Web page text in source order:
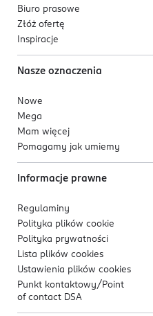
Biuro prasowe
Złóż ofertę
Inspiracje
Nasze oznaczenia
Nowe
Mega
Mam więcej
Pomagamy jak umiemy
Informacje prawne
Regulaminy
Polityka plików cookie
Polityka prywatności
Lista plików cookies
Ustawienia plików cookies
Punkt kontaktowy/ Point
of contact DSA